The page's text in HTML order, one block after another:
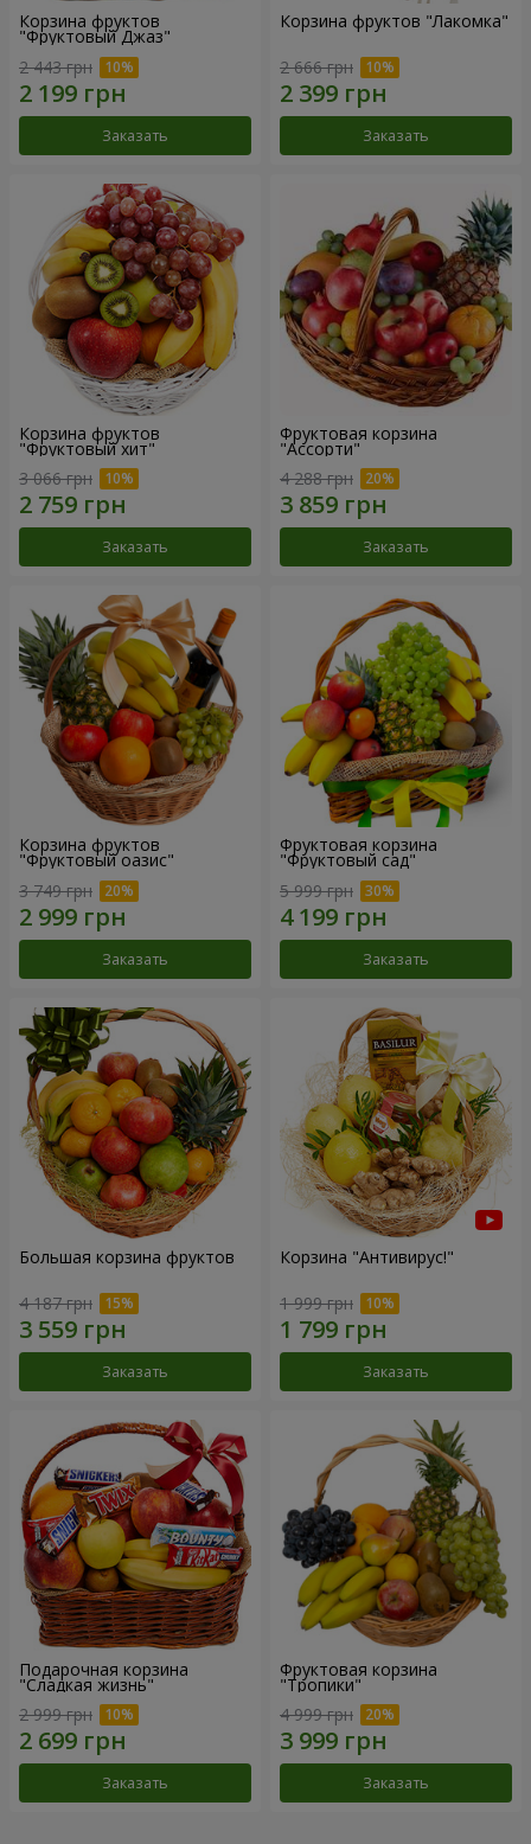
Корзина фруктов
"Фруктовый Джаз"
2 443 грн
Заказать
Корзина фруктов "Лакомка"
2 666 грн
Заказать
Корзина фруктов
"Фруктовый хит"
3 066 грн
Заказать
Фруктовая корзина
"Ассорти"
4 288 грн
Заказать
Корзина фруктов
"Фруктовый оазис"
3 749 грн
Заказать
Фруктовая корзина
"Фруктовый сад"
5 999 грн
Заказать
Большая корзина фруктов
4 187 грн
Заказать
Корзина "Антивирус!"
1 999 грн
Заказать
Подарочная корзина
"Сладкая жизнь"
2 999 грн
Заказать
Фруктовая корзина
"Тропики"
4 999 грн
Заказать